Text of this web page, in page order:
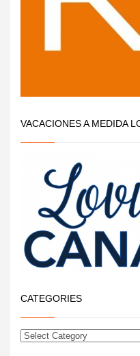
VACACIONES A MEDIDA
CATEGORIES